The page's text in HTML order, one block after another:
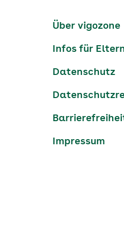
Services-
Über vigozone
Infos für
Datenschutz
Impressum